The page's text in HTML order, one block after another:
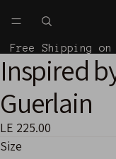
Free Shipping on
Open
image
in
full
screen
Open
image
in
full
screen
Inspired
Guerlain
LE 225.00
Size